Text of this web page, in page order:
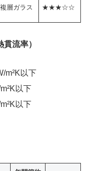
複層ガラス ★★★☆☆
流率）
m²K以下
以下
以下